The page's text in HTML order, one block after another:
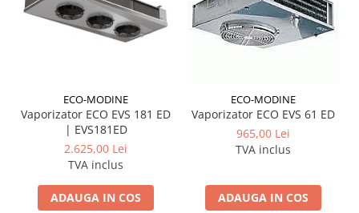
ECO-MODINE
Vaporizator ECO EVS 181 ED
| EVS181ED
2.625,00 Lei
TVA inclus
ADAUGA IN COS
ECO-MODINE
Vaporizator ECO EVS 61 ED
965,00 Lei
TVA inclus
ADAUGA IN COS